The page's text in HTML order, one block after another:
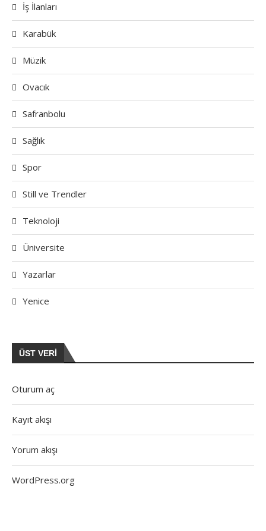
İş İlanları
Karabük
Müzik
Ovacık
Safranbolu
Sağlık
Spor
Still ve Trendler
Teknoloji
Üniversite
Yazarlar
Yenice
ÜST VERI
Oturum aç
Kayıt akışı
Yorum akışı
WordPress.org